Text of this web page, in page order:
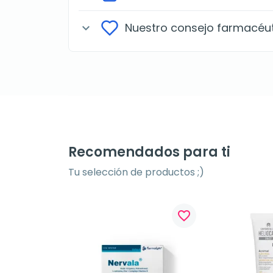
expand_more Nuestro consejo
Recomendados para ti
Tu selección de productos ;)
favorite_border